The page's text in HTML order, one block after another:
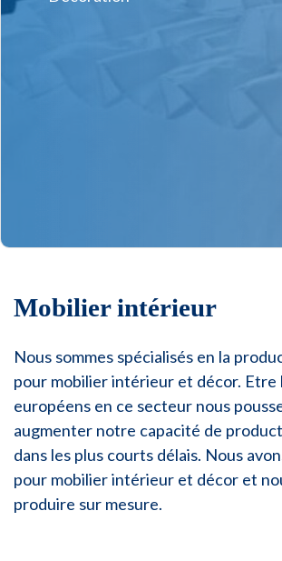
Mobilier intérieur
Nous sommes spécialisés en la
pour mobilier intérieur et décor. Etre
européens en ce secteur nous
augmenter notre capacité de
dans les plus courts délais. Nous
pour mobilier intérieur et décor et
produire sur mesure.